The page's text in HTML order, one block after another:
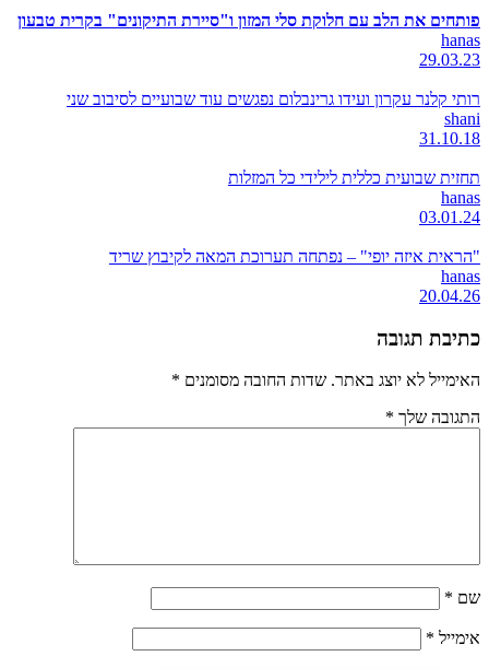
פותחים את הלב עם חלוקת סלי המזון ו"סיירת התיקונים" בקרית טבעון
hanas
29.03.23
רותי קלנר עקרון ועידו גרינבלום נפגשים עוד שבועיים לסיבוב שני
shani
31.10.18
תחזית שבועית כללית לילידי כל המזלות
hanas
03.01.24
"הראית איזה יופי" – נפתחה תערוכת המאה לקיבוץ שריד
hanas
20.04.26
כתיבת תגובה
האימייל לא יוצג באתר. שדות החובה מסומנים *
התגובה שלך *
שם *
אימייל *